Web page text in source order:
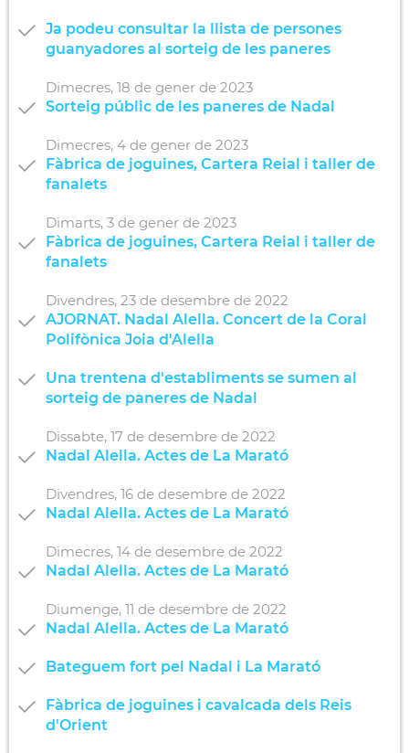
Ja podeu consultar la llista de persones
guanyadores al sorteig de les paneres
Dimecres, 18 de gener de 2023
Sorteig públic de les paneres de Nadal
Dimecres, 4 de gener de 2023
Fàbrica de joguines, Cartera Reial i taller de
fanalets
Dimarts, 3 de gener de 2023
Fàbrica de joguines, Cartera Reial i taller de
fanalets
Divendres, 23 de desembre de 2022
AJORNAT. Nadal Alella. Concert de la Coral
Polifònica Joia d'Alella
Una trentena d'establiments se sumen al
sorteig de paneres de Nadal
Dissabte, 17 de desembre de 2022
Nadal Alella. Actes de La Marató
Divendres, 16 de desembre de 2022
Nadal Alella. Actes de La Marató
Dimecres, 14 de desembre de 2022
Nadal Alella. Actes de La Marató
Diumenge, 11 de desembre de 2022
Nadal Alella. Actes de La Marató
Bateguem fort pel Nadal i La Marató
Fàbrica de joguines i cavalcada dels Reis
d'Orient